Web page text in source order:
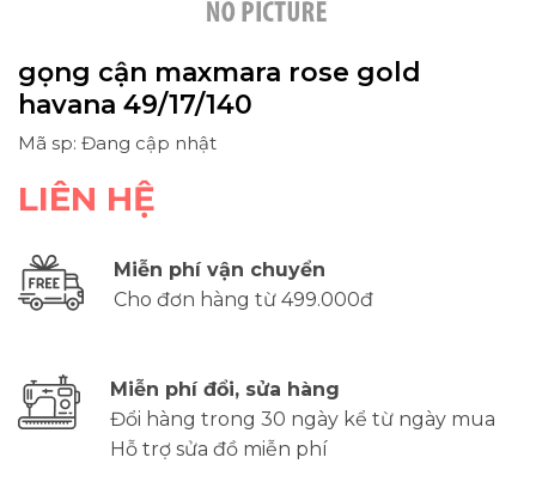
gọng cận maxmara rose gold
havana 49/17/140
Mã sp: Đang cập nhật
LIÊN HỆ
Miễn phí vận chuyển
Cho đơn hàng từ 499.000đ
Miễn phí đổi, sửa hàng
Đổi hàng trong 30 ngày kể từ ngày mua
Hỗ trợ sửa đồ miễn phí